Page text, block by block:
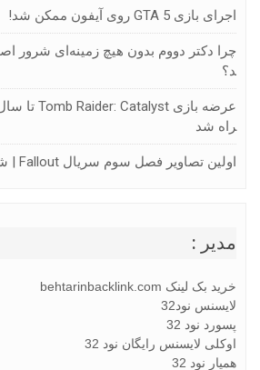
اجرای بازی GTA 5 روی آیفون ممکن شد!
د؟
راه شد
اولین تصاویر فصل سوم سریال Fallout | شروع فیلم‌برداری
مدیر :
خرید بک لینک behtarinbacklink.com
لایسنس نود32
پسورد نود 32
اوکلی لایسنس رایگان نود 32
همیار نود 32